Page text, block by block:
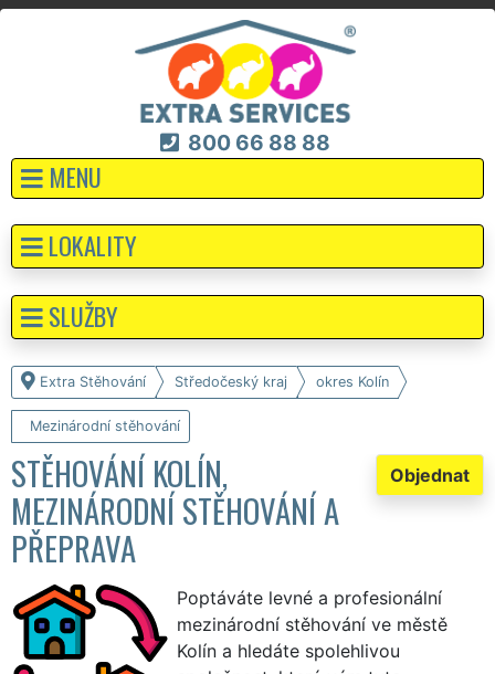
800 66 88 88
MENU
Extra Stěhování Středočeský kraj okres Kolín
Mezinárodní stěhování
Objednat
STĚHOVÁNÍ KOLÍN,
MEZINÁRODNÍ STĚHOVÁNÍ A
PŘEPRAVA
Poptáváte levné a profesionální
mezinárodní stěhování ve městě
Kolín a hledáte spolehlivou
LOKALITY
SLUŽBY